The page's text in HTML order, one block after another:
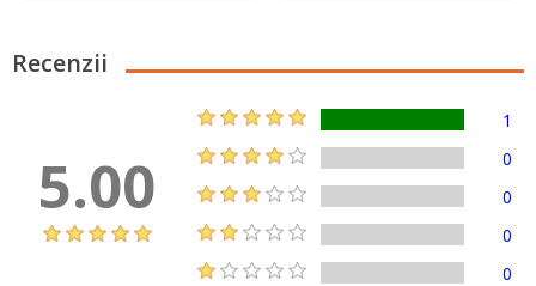
Recenzii
5.00
1
0
0
0
0